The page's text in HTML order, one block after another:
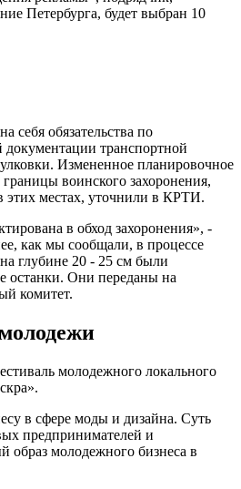
Петербурга, будет выбран 10
себя обязательства по
документации транспортной
Измененное планировочное
воинского захоронения,
этих местах, уточнили в КРТИ.
в обход захоронения», -
как мы сообщали, в процессе
глубине 20 - 25 см были
останки. Они переданы на
комитет.
молодежного локального
в сфере моды и дизайна. Суть
предпринимателей и
образ молодежного бизнеса в